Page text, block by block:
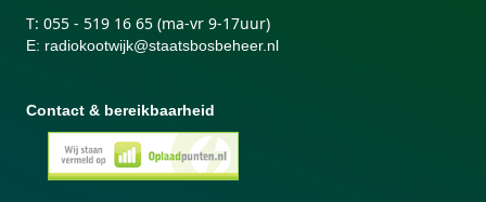
T: 055 - 519 16 65 (ma-vr 9-17uur)
E: radiokootwijk@staatsbosbeheer.nl
Contact & bereikbaarheid